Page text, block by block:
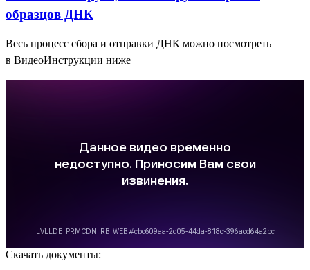
образцов ДНК
Весь процесс сбора и отправки ДНК можно посмотреть
в ВидеоИнструкции ниже
Скачать документы: